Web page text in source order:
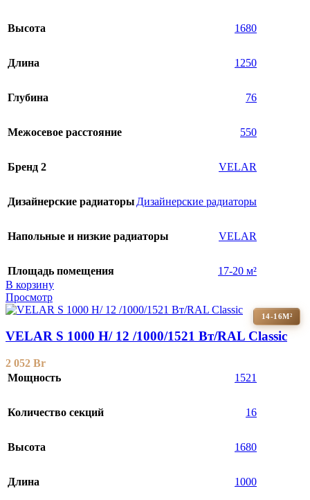
Высота 1680
Длина 1250
Глубина 76
Межосевое расстояние 550
Бренд 2 VELAR
Дизайнерские радиаторы Дизайнерские радиаторы
Напольные и низкие радиаторы VELAR
Площадь помещения
17-20 м²
В корзину
Просмотр
14-16М²
VELAR S 1000 H/ 12 /1000/1521 Вт/RAL Classic
2 052 Br
Мощность
1521
Количество секций 16
Высота 1680
Длина 1000